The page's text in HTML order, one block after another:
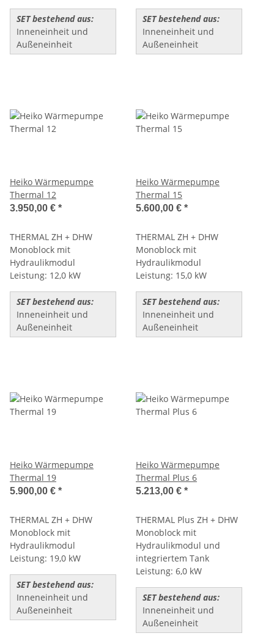
SET bestehend aus:
Inneneinheit und
Außeneinheit
SET bestehend aus:
Inneneinheit und
Außeneinheit
Heiko Wärmepumpe
Thermal 12
3.950,00 € *
THERMAL ZH + DHW
Monoblock mit
Hydraulikmodul
Leistung: 12,0 kW
SET bestehend aus:
Inneneinheit und
Außeneinheit
Heiko Wärmepumpe
Thermal 15
5.600,00 € *
THERMAL ZH + DHW
Monoblock mit
Hydraulikmodul
Leistung: 15,0 kW
SET bestehend aus:
Inneneinheit und
Außeneinheit
Heiko Wärmepumpe
Thermal 19
5.900,00 € *
THERMAL ZH + DHW
Monoblock mit
Hydraulikmodul
Leistung: 19,0 kW
SET bestehend aus:
Inneneinheit und
Außeneinheit
Heiko Wärmepumpe
Thermal Plus 6
5.213,00 € *
THERMAL Plus ZH + DHW
Monoblock mit
Hydraulikmodul und
integriertem Tank
Leistung: 6,0 kW
SET bestehend aus:
Inneneinheit und
Außeneinheit